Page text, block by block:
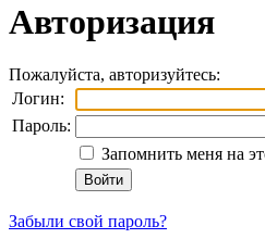
Авторизация
Пожалуйста, авторизуйтесь:
Логин:
Пароль:
Запомнить меня на
Забыли свой пароль?